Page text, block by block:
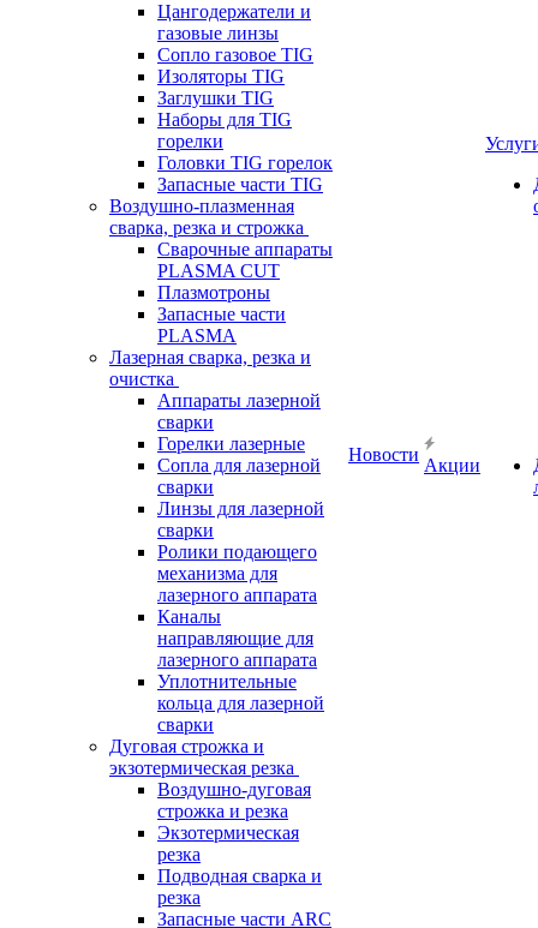
Цангодержатели и
газовые линзы
Сопло газовое TIG
Изоляторы TIG
Заглушки TIG
Наборы для TIG
горелки
Головки TIG горелок
Запасные части TIG
Воздушно-плазменная
сварка, резка и строжка
Сварочные аппараты
PLASMA CUT
Плазмотроны
Запасные части
PLASMA
Лазерная сварка, резка и
очистка
Аппараты лазерной
сварки
Горелки лазерные
Сопла для лазерной
сварки
Линзы для лазерной
сварки
Ролики подающего
механизма для
лазерного аппарата
Каналы
направляющие для
лазерного аппарата
Уплотнительные
кольца для лазерной
сварки
Дуговая строжка и
экзотермическая резка
Воздушно-дуговая
строжка и резка
Экзотермическая
резка
Подводная сварка и
резка
Запасные части ARC
Новости
Акции